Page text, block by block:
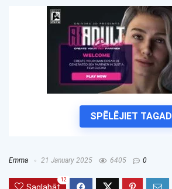
SPĒLĒJIET TAGAD
Emma 21 January 2025 6405 0
12